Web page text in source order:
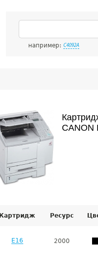
например: C4092A
CANON
Картридж Ресурс
E16 2000